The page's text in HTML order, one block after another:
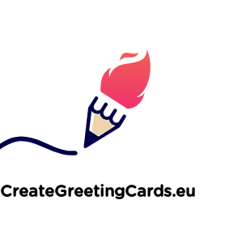
CreateGreetingCards.eu